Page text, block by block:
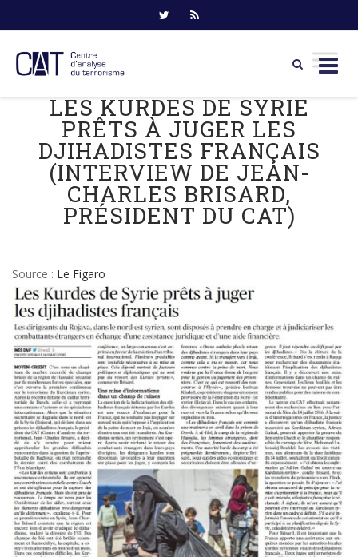
LES KURDES DE SYRIE
PRÊTS À JUGER LES
DJIHADISTES FRANÇAIS
(INTERVIEW DE JEAN-
CHARLES BRISARD,
PRÉSIDENT DU CAT)
Source : Le Figaro